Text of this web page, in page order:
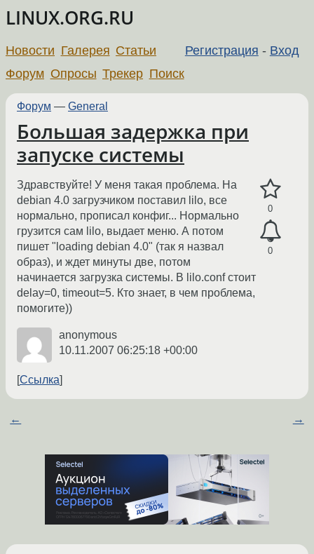
LINUX.ORG.RU
Регистрация - Вход
Новости Галерея Статьи
Форум Опросы Трекер Поиск
Форум — General
Большая задержка при
запуске системы
0
0
Здравствуйте! У меня такая проблема. На
debian 4.0 загрузчиком поставил lilo, все
нормально, прописал конфиг... Нормально
грузится сам lilo, выдает меню. А потом
пишет "loading debian 4.0" (так я назвал
образ), и ждет минуты две, потом
начинается загрузка системы. В lilo.conf стоит
delay=0, timeout=5. Кто знает, в чем проблема,
помогите))
anonymous
10.11.2007 06:25:18 +00:00
Ссылка
← →